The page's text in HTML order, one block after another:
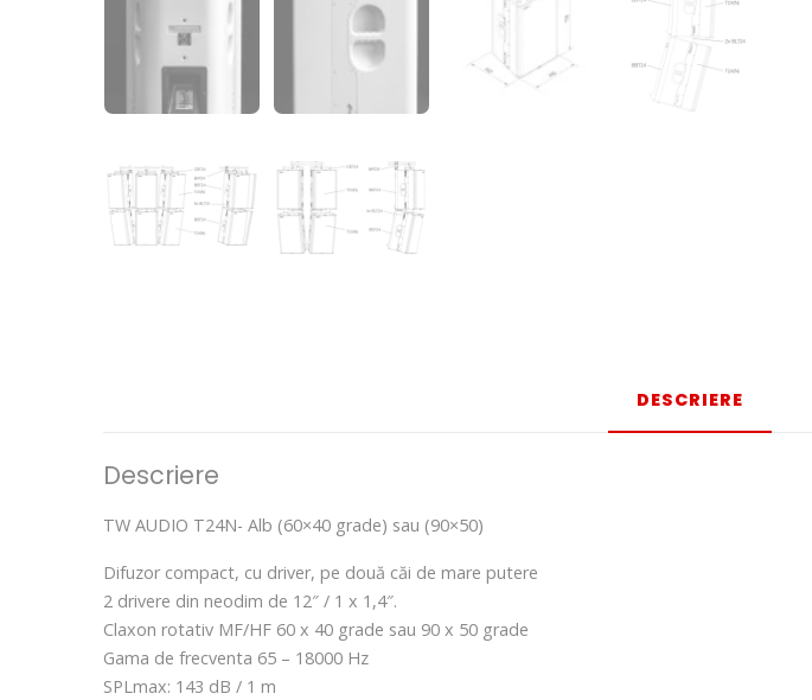
DESCRIERE
Descriere
TW AUDIO T24N- Alb (60×40 grade) sau (90×50)
Difuzor compact, cu driver, pe două căi de mare putere
2 drivere din neodim de 12″ / 1 x 1,4″.
Claxon rotativ MF/HF 60 x 40 grade sau 90 x 50 grade
Gama de frecventa 65 – 18000 Hz
SPLmax: 143 dB / 1 m